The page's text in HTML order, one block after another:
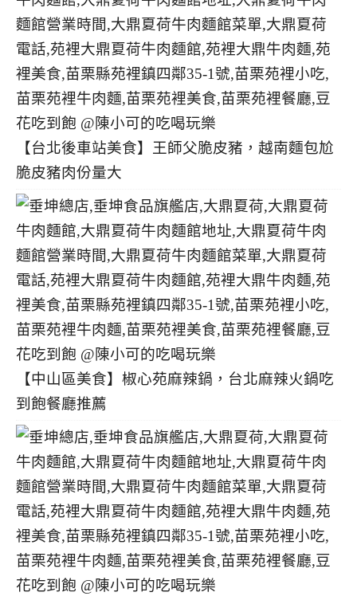
【台北後車站美食】王師父脆皮豬，越南麵包尬
脆皮豬肉份量大
【中山區美食】椒心苑麻辣鍋，台北麻辣火鍋吃
到飽餐廳推薦